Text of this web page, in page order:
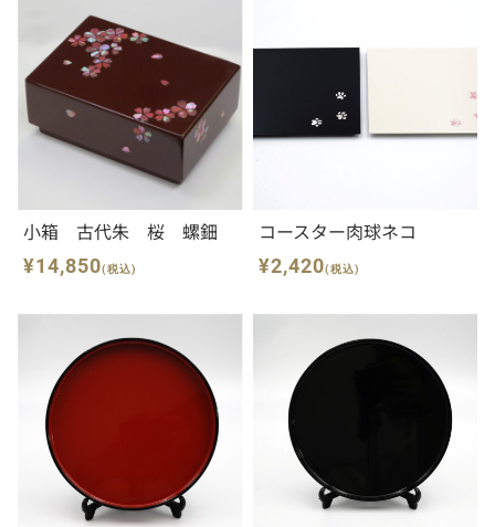
小箱 古代朱 桜 螺鈿
¥14,850(税込)
コースター肉球ネコ
¥2,420(税込)